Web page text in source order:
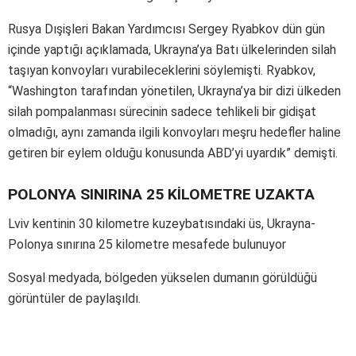
Rusya Dışişleri Bakan Yardımcısı Sergey Ryabkov dün gün
içinde yaptığı açıklamada, Ukrayna’ya Batı ülkelerinden silah
taşıyan konvoyları vurabileceklerini söylemişti. Ryabkov,
“Washington tarafından yönetilen, Ukrayna’ya bir dizi ülkeden
silah pompalanması sürecinin sadece tehlikeli bir gidişat
olmadığı, aynı zamanda ilgili konvoyları meşru hedefler haline
getiren bir eylem olduğu konusunda ABD’yi uyardık” demişti.
POLONYA SINIRINA 25 KİLOMETRE UZAKTA
Lviv kentinin 30 kilometre kuzeybatısındaki üs, Ukrayna-
Polonya sınırına 25 kilometre mesafede bulunuyor
Sosyal medyada, bölgeden yükselen dumanın görüldüğü
görüntüler de paylaşıldı.